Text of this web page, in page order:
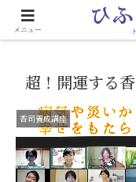
心と
超！開運する
香司養成講座
メニュー